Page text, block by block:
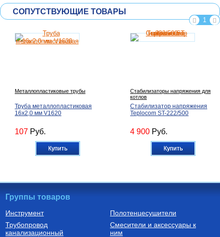
СОПУТСТВУЮЩИЕ ТОВАРЫ
1
Металлопластиковые трубы
Труба металлопластиковая
16х2,0 мм V1620
107 Руб.
Купить
Стабилизаторы напряжения для
котлов
Стабилизатор напряжения
Teplocom ST-222/500
4 900 Руб.
Купить
Насосы циркуляционные Котлы газовые настенные
Группы товаров
Инструмент
Трубопровод
канализационный
Полотенцесушители
Смесители и аксессуары к
ним